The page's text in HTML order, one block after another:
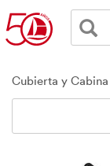
Cubierta y Cabina